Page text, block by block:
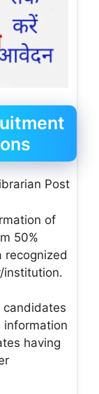
Post
of
50%
recognized
institution.
candidates
information
having